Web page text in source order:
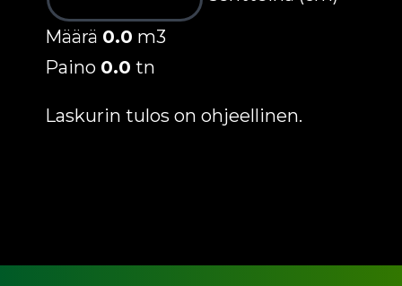
Määrä 0.0 m3
Paino 0.0 tn
Laskurin tulos on ohjeellinen.